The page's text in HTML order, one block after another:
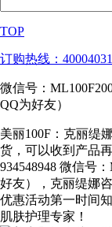
TOP
订购热线：
微信号：
QQ为好友）
美丽100F：克丽缇
货，可以收到产品
934548948 微信号
好友），克丽缇娜
优惠活动第一时间
肌肤护理专家！